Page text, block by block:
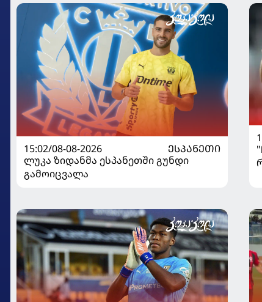
15:02/08-08-2026
ᲔᲡᲞᲐᲜᲔᲗᲘ
ლუკა ზიდანმა ესპანეთში გუნდი
გამოიცვალა